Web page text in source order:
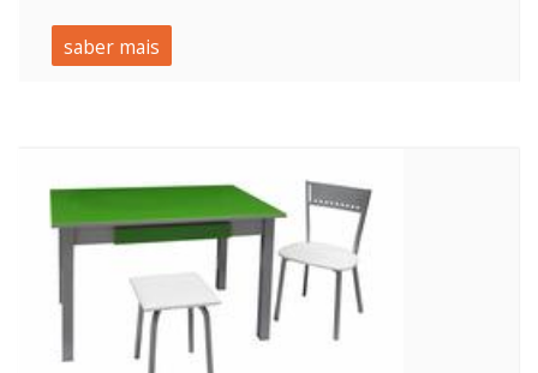
saber mais